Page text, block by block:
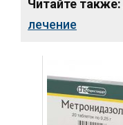
Читайте также:
лечение